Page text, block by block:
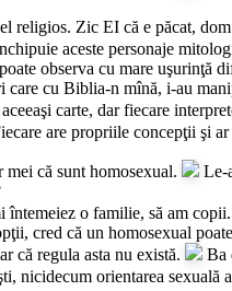
religios. Zic EI că e păcat,
aceste personaje
observa cu mare
care cu Biblia-n mînă, i-au
carte, dar fiecare
are propriile concepţii şi
că sunt homosexual.
Le-
întemeiez o familie, să am
cred că un homosexual
că regula asta nu există.
Ba
nicidecum orientarea sexuală